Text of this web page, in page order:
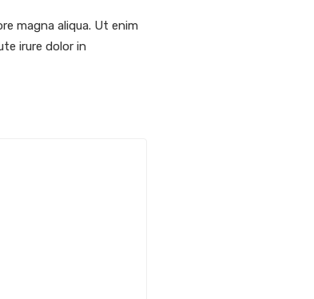
magna aliqua. Ut enim
irure dolor in